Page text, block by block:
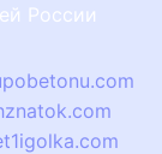
России
pobetonu.com
1igolka.com